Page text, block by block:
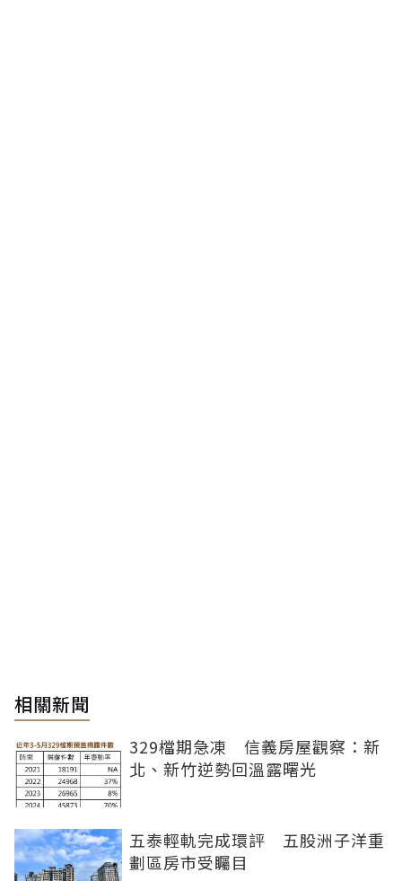
相關新聞
329檔期急凍 信義房屋觀察：新
北、新竹逆勢回溫露曙光
五泰輕軌完成環評 五股洲子洋重
劃區房市受矚目